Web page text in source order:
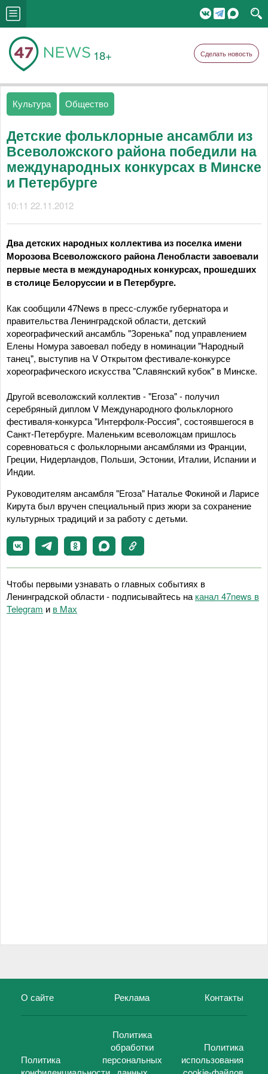
18+ Сделать новость
Культура Общество
Детские фольклорные ансамбли из
Всеволожского района победили на
международных конкурсах в Минске
и Петербурге
10:11 22.11.2012
Два детских народных коллектива из поселка имени
Морозова Всеволожского района Ленобласти завоевали
первые места в международных конкурсах, прошедших
в столице Белоруссии и в Петербурге.
Как сообщили 47News в пресс-службе губернатора и
правительства Ленинградской области, детский
хореографический ансамбль "Зоренька" под управлением
Елены Номура завоевал победу в номинации "Народный
танец", выступив на V Открытом фестивале-конкурсе
хореографического искусства "Славянский кубок" в Минске.
Другой всеволожский коллектив - "Егоза" - получил
серебряный диплом V Международного фольклорного
фестиваля-конкурса "Интерфолк-Россия", состоявшегося в
Санкт-Петербурге. Маленьким всеволожцам пришлось
соревноваться с фольклорными ансамблями из Франции,
Греции, Нидерландов, Польши, Эстонии, Италии, Испании и
Индии.
Руководителям ансамбля "Егоза" Наталье Фокиной и Ларисе
Кирута был вручен специальный приз жюри за сохранение
культурных традиций и за работу с детьми.
Чтобы первыми узнавать о главных событиях в
Ленинградской области - подписывайтесь на канал 47news в
Telegram и в Maх
О сайте Реклама Контакты
Политика
Политика
обработки
персональных
Политика
использования